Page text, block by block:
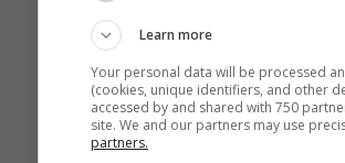
Learn more
Your personal data will be processed
(cookies, unique identifiers, and other
accessed by and shared with 750
site. We and our partners may use
partners.